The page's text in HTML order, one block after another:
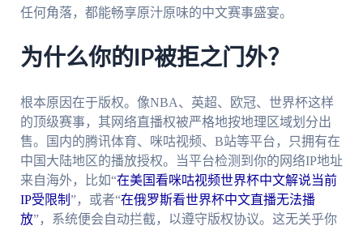
任何角落，都能畅享原汁原味的中文赛事盛宴。
为什么你的IP被拒之门外？
根本原因在于版权。像NBA、英超、欧冠、世界杯这样
的顶级赛事，其网络直播权被严格地按地理区域划分出
售。国内的腾讯体育、咪咕视频、B站等平台，只拥有在
中国大陆地区的播放授权。当平台检测到你的网络IP地址
来自海外，比如“在美国看咪咕视频世界杯中文解说当前
IP受限制 ”，或者“在俄罗斯看世界杯中文直播无法播
放”，系统便会自动拦截，以遵守版权协议。这无关乎你